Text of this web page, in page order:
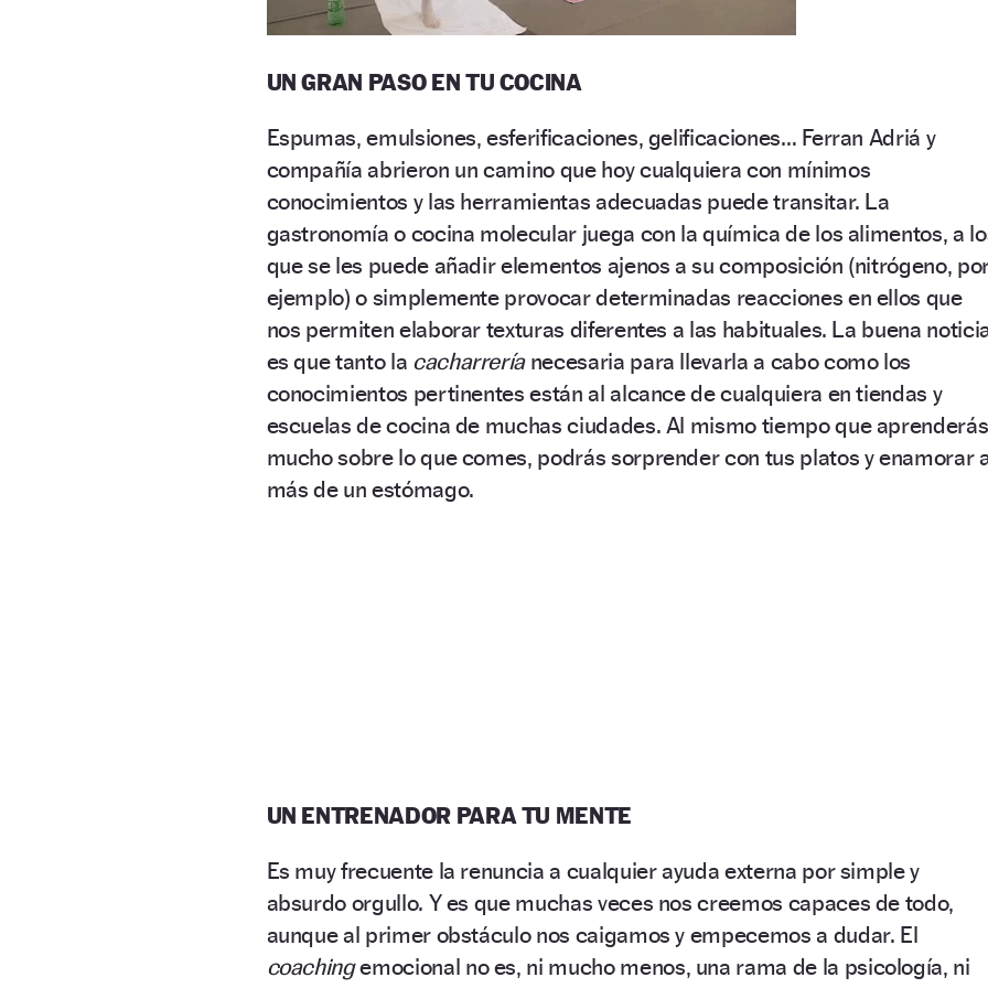
UN GRAN PASO EN TU COCINA
Espumas, emulsiones, esferificaciones, gelificaciones… Ferran Adriá y
compañía abrieron un camino que hoy cualquiera con mínimos
conocimientos y las herramientas adecuadas puede transitar. La
gastronomía o cocina molecular juega con la química de los alimentos, a
que se les puede añadir elementos ajenos a su composición (nitrógeno,
ejemplo) o simplemente provocar determinadas reacciones en ellos que
nos permiten elaborar texturas diferentes a las habituales. La buena
es que tanto la cacharreríanecesaria para llevarla a cabo como los
conocimientos pertinentes están al alcance de cualquiera en tiendas y
escuelas de cocina de muchas ciudades. Al mismo tiempo que aprenderás
mucho sobre lo que comes, podrás sorprender con tus platos y enamorar
más de un estómago.
UN ENTRENADOR PARA TU MENTE
Es muy frecuente la renuncia a cualquier ayuda externa por simple y
absurdo orgullo. Y es que muchas veces nos creemos capaces de todo,
aunque al primer obstáculo nos caigamos y empecemos a dudar. El
coachingemocional no es, ni mucho menos, una rama de la psicología, ni